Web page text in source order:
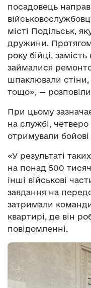
посадовець
місті Подільськ,
дружини. Протягом
року бійці,
займалися
шпаклювали стіни,
тощо», —
При цьому
на службі, четверо
отримували
«У результаті
на понад 500
інші військові
завдання на
затримали
квартирі, де він
повідомленні.